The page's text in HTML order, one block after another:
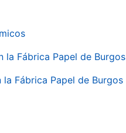
Fábrica Papel de
Fábrica Papel de Burgos